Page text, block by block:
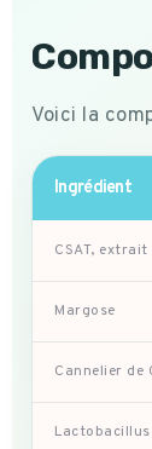
Voici la
Ingrédient
CSAT,
Margose
Cannelier de